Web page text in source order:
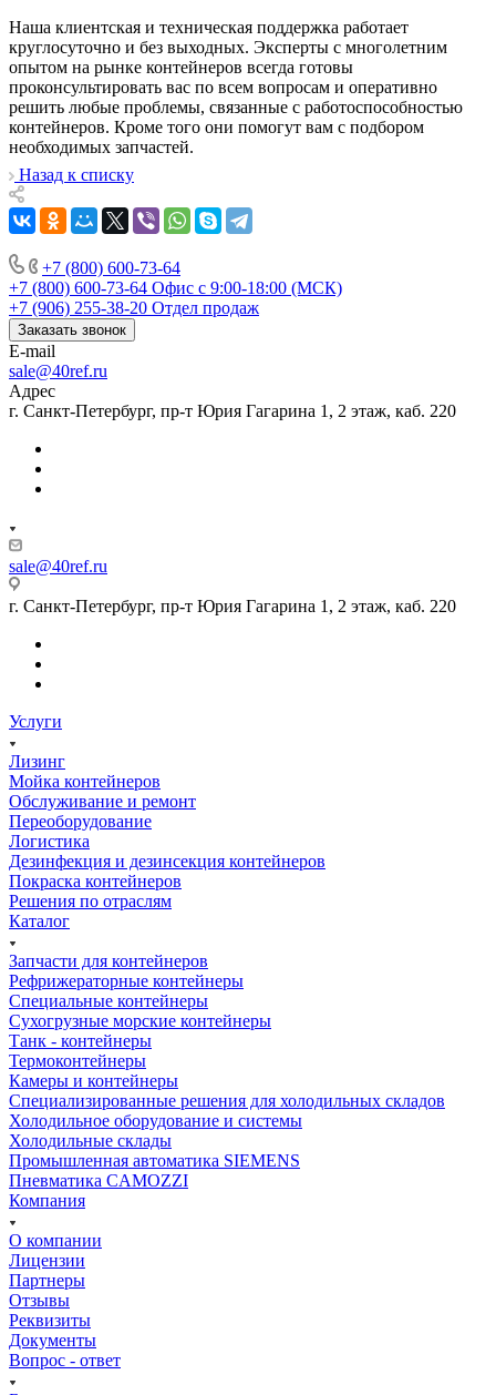
Наша клиентская и техническая поддержка работает
круглосуточно и без выходных. Эксперты с многолетним
опытом на рынке контейнеров всегда готовы
проконсультировать вас по всем вопросам и оперативно
решить любые проблемы, связанные с работоспособностью
контейнеров. Кроме того они помогут вам с подбором
необходимых запчастей.
Назад к списку
+7 (800) 600-73-64
+7 (800) 600-73-64 Офис с 9:00-18:00 (МСК)
+7 (906) 255-38-20 Отдел продаж
Заказать звонок
E-mail
sale@40ref.ru
Адрес
г. Санкт-Петербург, пр-т Юрия Гагарина 1, 2 этаж, каб. 220
sale@40ref.ru
г. Санкт-Петербург, пр-т Юрия Гагарина 1, 2 этаж, каб. 220
Услуги
Лизинг
Мойка контейнеров
Обслуживание и ремонт
Переоборудование
Логистика
Дезинфекция и дезинсекция контейнеров
Покраска контейнеров
Решения по отраслям
Каталог
Запчасти для контейнеров
Рефрижераторные контейнеры
Специальные контейнеры
Сухогрузные морские контейнеры
Танк - контейнеры
Термоконтейнеры
Камеры и контейнеры
Специализированные решения для холодильных складов
Холодильное оборудование и системы
Холодильные склады
Промышленная автоматика SIEMENS
Пневматика CAMOZZI
Компания
О компании
Лицензии
Партнеры
Отзывы
Реквизиты
Документы
Вопрос - ответ